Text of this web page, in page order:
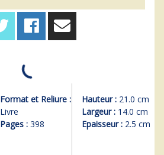
Format et Reliure :
Livre
Pages :398
Hauteur : 21.0 cm
Largeur : 14.0 cm
Epaisseur : 2.5 cm